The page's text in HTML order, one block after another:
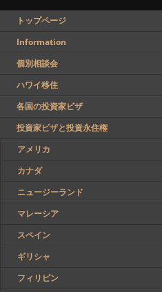
トップページ
Information
個別相談会
ハワイ移住
各国の投資家ビザ
投資家ビザと投資永住権
アメリカ
カナダ
ニュージーランド
マレーシア
スペイン
ギリシャ
フィリピン